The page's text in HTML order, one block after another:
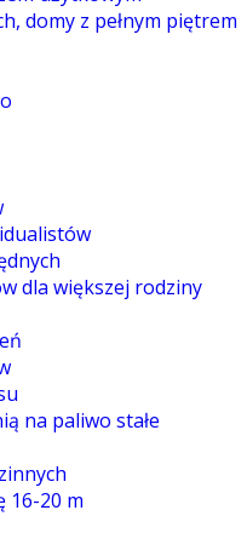
domy z pełnym piętrem
dla większej rodziny
na paliwo stałe
16-20 m